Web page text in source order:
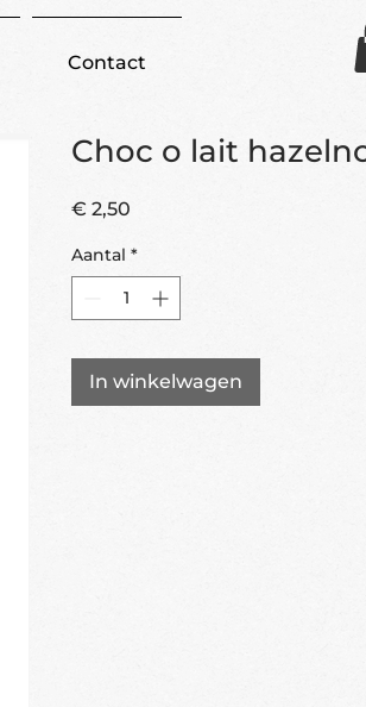
Contact
Choc o lait
€ 2,50
Aantal *
In winkelwagen